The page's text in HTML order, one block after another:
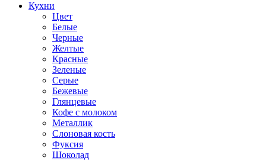
Кухни
Цвет
Белые
Черные
Желтые
Красные
Зеленые
Серые
Бежевые
Глянцевые
Кофе с молоком
Металлик
Слоновая кость
Фуксия
Шоколад